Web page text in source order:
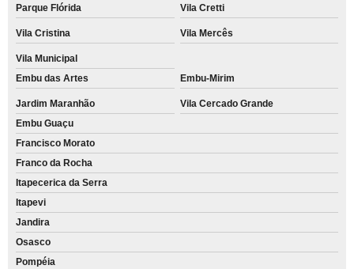
Parque Flórida Vila Cretti
Vila Cristina Vila Mercês
Vila Municipal
Embu das Artes
Embu-Mirim
Jardim Maranhão
Vila Cercado Grande
Embu Guaçu
Francisco Morato
Franco da Rocha
Itapecerica da Serra
Itapevi
Jandira
Osasco
Pompéia